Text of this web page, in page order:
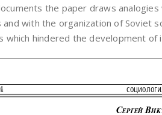
the paper draws
with the organization of Soviet
which hindered the development of